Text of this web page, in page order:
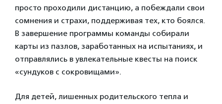
просто проходили дистанцию, а побеждали свои
сомнения и страхи, поддерживая тех, кто боялся.
В завершение программы команды собирали
карты из пазлов, заработанных на испытаниях, и
отправлялись в увлекательные квесты на поиск
«сундуков с сокровищами».
Для детей, лишенных родительского тепла и